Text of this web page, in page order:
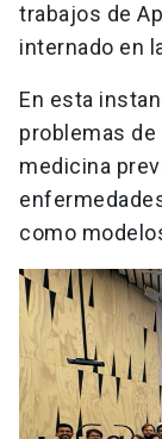
trabajos de
internado en
En esta
problemas
medicina
como